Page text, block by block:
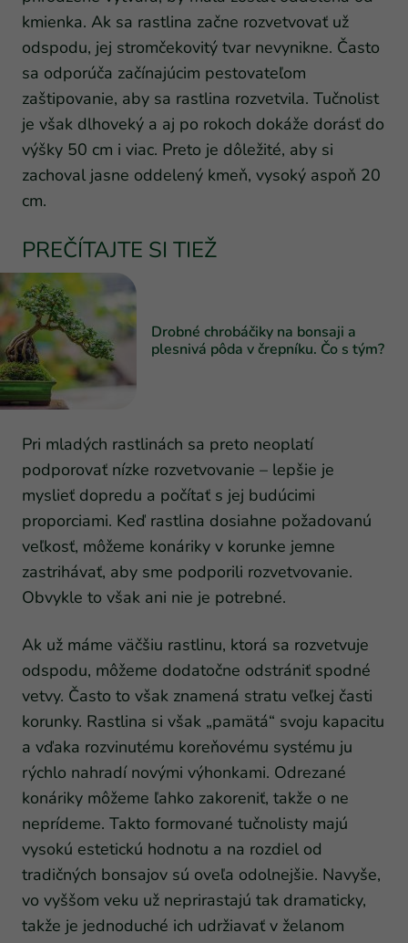
kmienka. Ak sa rastlina začne rozvetvovať už
odspodu, jej stromčekovitý tvar nevynikne. Často
sa odporúča začínajúcim pestovateľom
zaštipovanie, aby sa rastlina rozvetvila. Tučnolist
je však dlhoveký a aj po rokoch dokáže dorásť do
výšky 50 cm i viac. Preto je dôležité, aby si
zachoval jasne oddelený kmeň, vysoký aspoň 20
cm.
PREČÍTAJTE SI TIEŽ
Drobné chrobáčiky na bonsaji a
plesnivá pôda v črepníku. Čo s tým?
Pri mladých rastlinách sa preto neoplatí
podporovať nízke rozvetvovanie – lepšie je
myslieť dopredu a počítať s jej budúcimi
proporciami. Keď rastlina dosiahne požadovanú
veľkosť, môžeme konáriky v korunke jemne
zastrihávať, aby sme podporili rozvetvovanie.
Obvykle to však ani nie je potrebné.
Ak už máme väčšiu rastlinu, ktorá sa rozvetvuje
odspodu, môžeme dodatočne odstrániť spodné
vetvy. Často to však znamená stratu veľkej časti
korunky. Rastlina si však „pamätá“ svoju kapacitu
a vďaka rozvinutému koreňovému systému ju
rýchlo nahradí novými výhonkami. Odrezané
konáriky môžeme ľahko zakoreniť, takže o ne
neprídeme. Takto formované tučnolisty majú
vysokú estetickú hodnotu a na rozdiel od
tradičných bonsajov sú oveľa odolnejšie. Navyše,
vo vyššom veku už neprirastajú tak dramaticky,
takže je jednoduché ich udržiavať v želanom